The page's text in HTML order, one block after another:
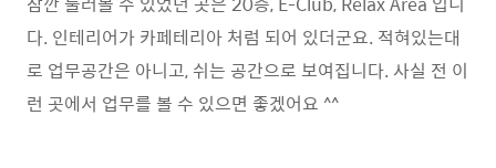
다. 인테리어가 카페테리아 처럼 되어 있더군요. 적혀있는대
로 업무공간은 아니고, 쉬는 공간으로 보여집니다. 사실 전 이
런 곳에서 업무를 볼 수 있으면 좋겠어요 ^^